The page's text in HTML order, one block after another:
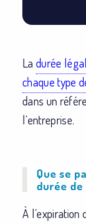
La durée
chaque type
dans un
l’entreprise.
Que se
durée
À